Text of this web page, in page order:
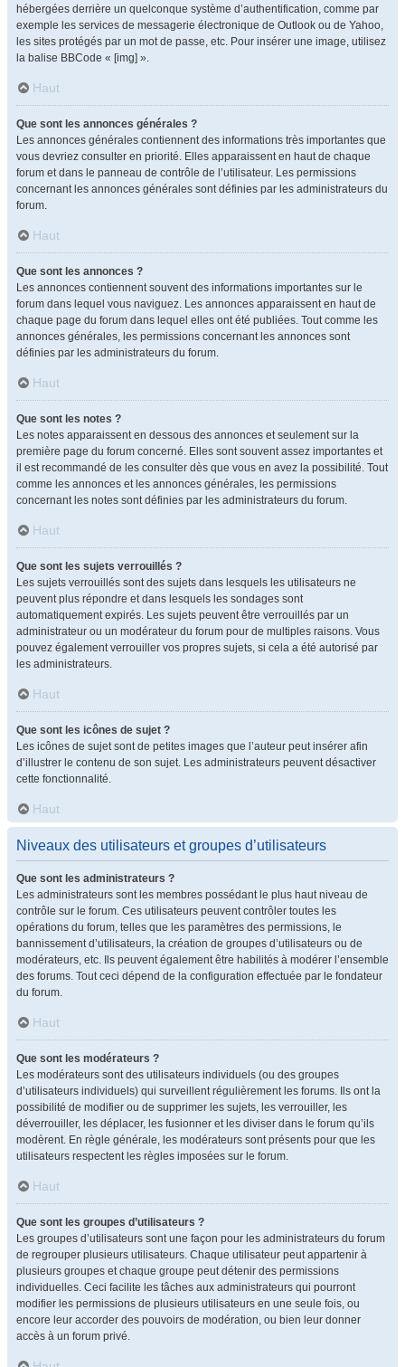
hébergées derrière un quelconque système d’authentification, comme par
exemple les services de messagerie électronique de Outlook ou de Yahoo,
les sites protégés par un mot de passe, etc. Pour insérer une image, utilisez
la balise BBCode « [img] ».
Haut
Que sont les annonces générales ?
Les annonces générales contiennent des informations très importantes que
vous devriez consulter en priorité. Elles apparaissent en haut de chaque
forum et dans le panneau de contrôle de l’utilisateur. Les permissions
concernant les annonces générales sont définies par les administrateurs du
forum.
Haut
Que sont les annonces ?
Les annonces contiennent souvent des informations importantes sur le
forum dans lequel vous naviguez. Les annonces apparaissent en haut de
chaque page du forum dans lequel elles ont été publiées. Tout comme les
annonces générales, les permissions concernant les annonces sont
définies par les administrateurs du forum.
Haut
Que sont les notes ?
Les notes apparaissent en dessous des annonces et seulement sur la
première page du forum concerné. Elles sont souvent assez importantes et
il est recommandé de les consulter dès que vous en avez la possibilité. Tout
comme les annonces et les annonces générales, les permissions
concernant les notes sont définies par les administrateurs du forum.
Haut
Que sont les sujets verrouillés ?
Les sujets verrouillés sont des sujets dans lesquels les utilisateurs ne
peuvent plus répondre et dans lesquels les sondages sont
automatiquement expirés. Les sujets peuvent être verrouillés par un
administrateur ou un modérateur du forum pour de multiples raisons. Vous
pouvez également verrouiller vos propres sujets, si cela a été autorisé par
les administrateurs.
Haut
Que sont les icônes de sujet ?
Les icônes de sujet sont de petites images que l’auteur peut insérer afin
d’illustrer le contenu de son sujet. Les administrateurs peuvent désactiver
cette fonctionnalité.
Haut
Niveaux des utilisateurs et groupes d’utilisateurs
Que sont les administrateurs ?
Les administrateurs sont les membres possédant le plus haut niveau de
contrôle sur le forum. Ces utilisateurs peuvent contrôler toutes les
opérations du forum, telles que les paramètres des permissions, le
bannissement d’utilisateurs, la création de groupes d’utilisateurs ou de
modérateurs, etc. Ils peuvent également être habilités à modérer l’ensemble
des forums. Tout ceci dépend de la configuration effectuée par le fondateur
du forum.
Haut
Que sont les modérateurs ?
Les modérateurs sont des utilisateurs individuels (ou des groupes
d’utilisateurs individuels) qui surveillent régulièrement les forums. Ils ont la
possibilité de modifier ou de supprimer les sujets, les verrouiller, les
déverrouiller, les déplacer, les fusionner et les diviser dans le forum qu’ils
modèrent. En règle générale, les modérateurs sont présents pour que les
utilisateurs respectent les règles imposées sur le forum.
Haut
Que sont les groupes d’utilisateurs ?
Les groupes d’utilisateurs sont une façon pour les administrateurs du forum
de regrouper plusieurs utilisateurs. Chaque utilisateur peut appartenir à
plusieurs groupes et chaque groupe peut détenir des permissions
individuelles. Ceci facilite les tâches aux administrateurs qui pourront
modifier les permissions de plusieurs utilisateurs en une seule fois, ou
encore leur accorder des pouvoirs de modération, ou bien leur donner
accès à un forum privé.